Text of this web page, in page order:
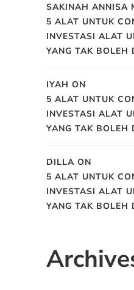
SAKINAH ANNISA
5 ALAT UNTUK
INVESTASI ALAT
YANG TAK BOLEH
IYAH ON
5 ALAT UNTUK
INVESTASI ALAT
YANG TAK BOLEH
DILLA ON
5 ALAT UNTUK
INVESTASI ALAT
YANG TAK BOLEH